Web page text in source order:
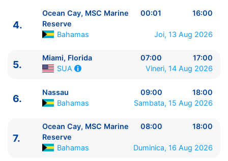
Ziua | Portul | Sosire - Plecare
----------------------------------------
Nassau Bahamas
08:00 - 18:00
3.
Ocean Cay, MSC Marine Reserve Bahamas 07:00
Ocean Cay, MSC Marine Reserve Bahamas
00:01
- 16:00
Miami, Florida SUA
07:00 - 17:00
4.
Ocean Cay, MSC Marine
Reserve
00:01 16:00
Bahamas Joi, 13 Aug 2026
5.
Miami, Florida 07:00
17:00
SUA
Vineri, 14 Aug 2026
6.
Nassau 09:00
18:00
Bahamas
Sambata, 15 Aug 2026
7.
Ocean Cay, MSC Marine
Reserve
08:00 18:00
Bahamas Duminica, 16 Aug 2026